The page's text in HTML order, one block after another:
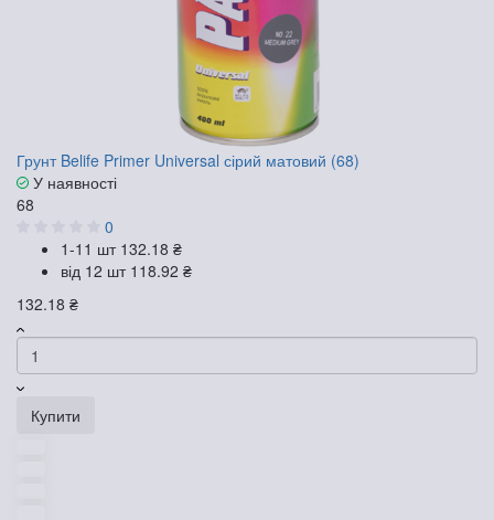
Грунт Belife Primer Universal сірий матовий (68)
У наявності
68
0
1-11 шт 132.18 ₴
від 12 шт 118.92 ₴
132.18 ₴
Купити